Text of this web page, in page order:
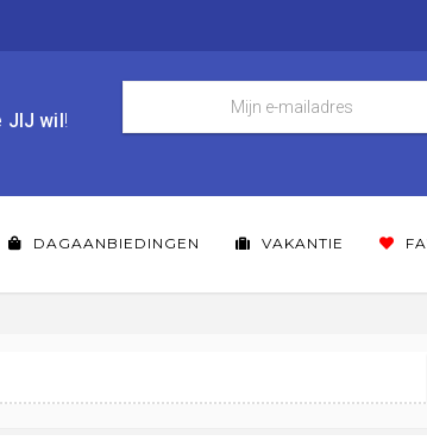
JIJ wil !
DAGAANBIEDINGEN VAKANTIE